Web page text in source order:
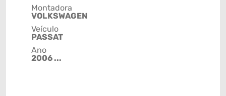
Montadora
VOLKSWAGEN
Veículo
PASSAT
Ano
2006 ...